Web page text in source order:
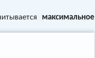
максимальное